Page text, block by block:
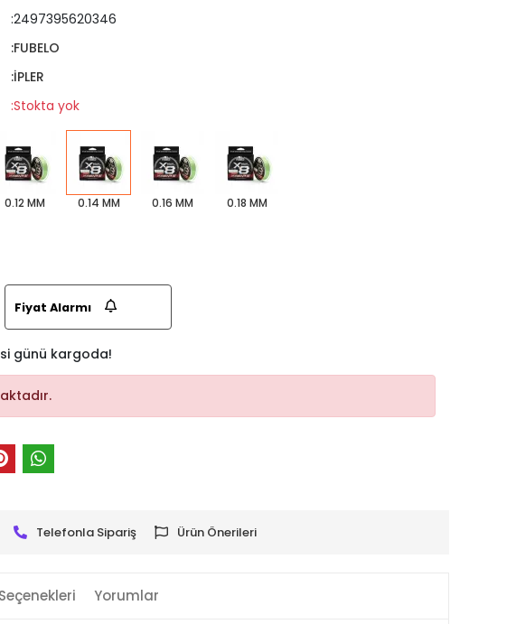
:2497395620346
:FUBELO
:İPLER
:Stokta yok
0.12 MM 0.14 MM 0.16 MM 0.18 MM
Fiyat Alarmı
günü kargoda!
Telefonla Sipariş Ürün Önerileri
Yorumlar